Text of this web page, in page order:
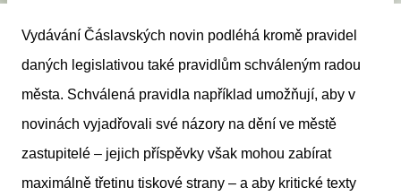
Vydávání Čáslavských novin podléhá kromě pravidel
daných legislativou také pravidlům schváleným radou
města. Schválená pravidla například umožňují, aby v
novinách vyjadřovali své názory na dění ve městě
zastupitelé – jejich příspěvky však mohou zabírat
maximálně třetinu tiskové strany – a aby kritické texty